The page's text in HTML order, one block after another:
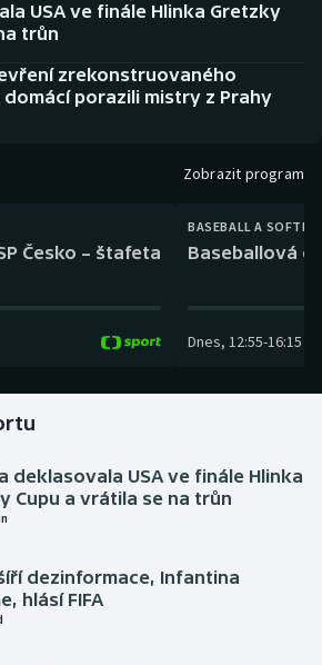
USA ve finále Hlinka Gretzky
trůn
zrekonstruovaného
porazili mistry z Prahy
Zobrazit program
Česko – štafeta
BASEBALL A
Baseballová
Dnes, 12:55-16:15
deklasovala USA ve finále Hlinka
Cupu a vrátila se na trůn
dezinformace, Infantina
hlásí FIFA